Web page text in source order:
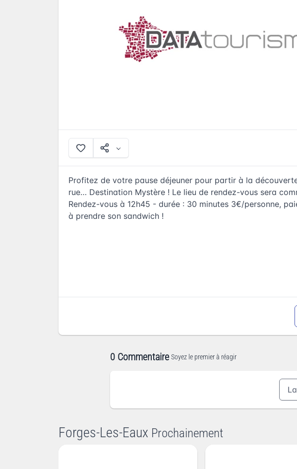
Profitez de votre pause déjeuner pour partir à la
rue… Destination Mystère ! Le lieu de rendez-vous sera
Rendez-vous à 12h45 - durée : 30 minutes 3€/personne,
à prendre son sandwich !
0 Commentaire Soyez le premier à réagir
Forges-Les-Eaux Prochainement